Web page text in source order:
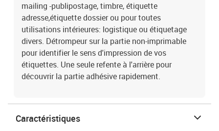
mailing -publipostage, timbre, étiquette
adresse,étiquette dossier ou pour toutes
utilisations intérieures: logistique ou étiquetage
divers. Détrompeur sur la partie non-imprimable
pour identifier le sens d'impression de vos
étiquettes. Une seule refente à l'arrière pour
découvrir la partie adhésive rapidement.
Caractéristiques